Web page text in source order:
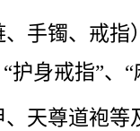
手镯、戒指
护身戒指”、
天尊道袍等